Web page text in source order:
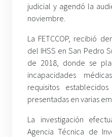
judicial y agendó la
noviembre.
La FETCCOP, recibió
del IHSS en San Pedro
de 2018, donde se
incapacidades
requisitos
presentadas en varias
La investigación
Agencia Técnica de